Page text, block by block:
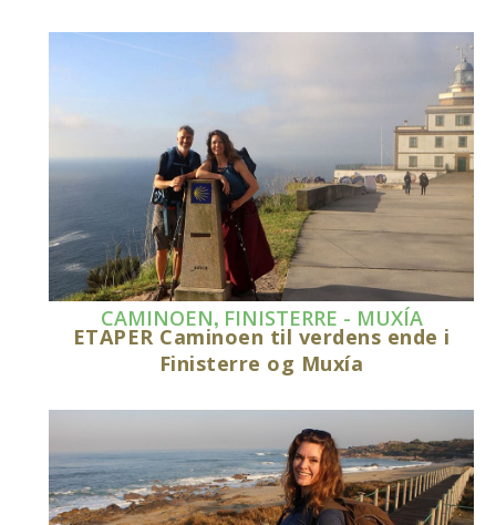
CAMINOEN, FINISTERRE - MUXÍA
ETAPER Caminoen til verdens ende i
Finisterre og Muxía